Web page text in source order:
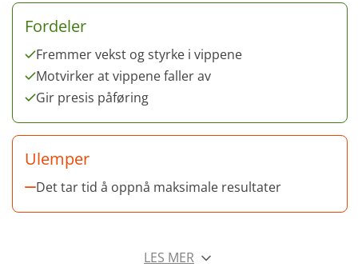
Fordeler
Fremmer vekst og styrke i vippene
Motvirker at vippene faller av
Gir presis påføring
Ulemper
Det tar tid å oppnå maksimale resultater
LES MER